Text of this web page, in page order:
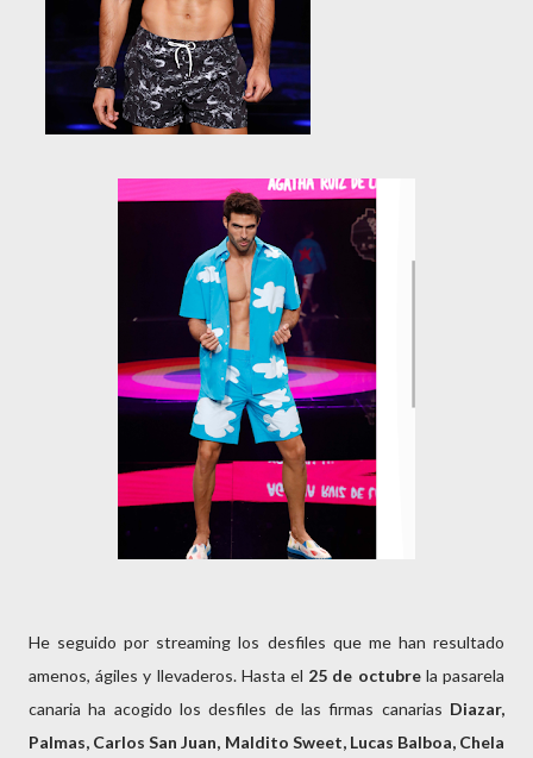
He seguido por streaming los desfiles que me han resultado
amenos, ágiles y llevaderos. Hasta el 25 de octubrela pasarela
canaria ha acogido los desfiles de las firmas canarias Diazar,
Palmas, Carlos San Juan, Maldito Sweet, Lucas Balboa, Chela